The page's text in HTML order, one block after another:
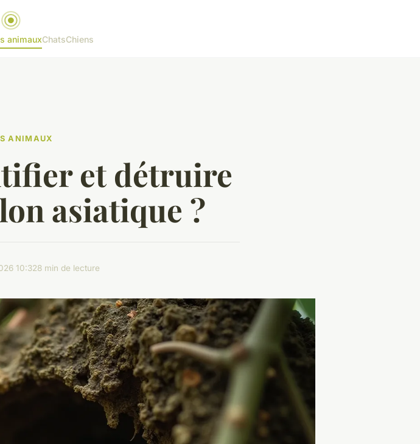
animauxChatsChiens
ANIMAUX
et détruire
asiatique ?
10:328 min de lecture